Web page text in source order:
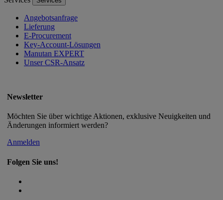
Angebotsanfrage
Lieferung
E-Procurement
Key-Account-Lösungen
Manutan EXPERT
Unser CSR-Ansatz
Newsletter
Möchten Sie über wichtige Aktionen, exklusive Neuigkeiten und
Änderungen informiert werden?
Anmelden
Folgen Sie uns!